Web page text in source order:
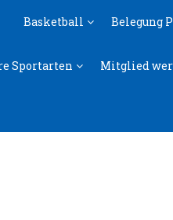
Basketball Belegung
Sportarten Mitglied